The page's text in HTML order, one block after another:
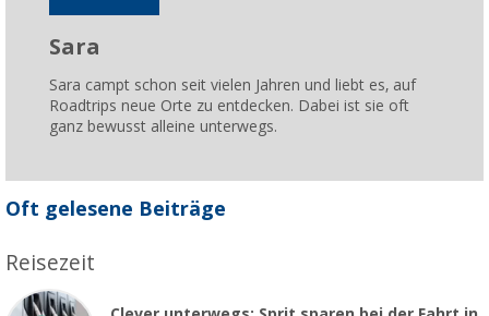
Sara
Sara campt schon seit vielen Jahren und liebt es, auf
Roadtrips neue Orte zu entdecken. Dabei ist sie oft
ganz bewusst alleine unterwegs.
Oft gelesene Beiträge
Reisezeit